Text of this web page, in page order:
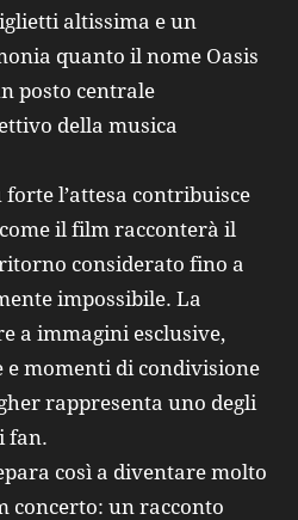
altissima e un
quanto il nome Oasis
posto centrale
della musica
l’attesa contribuisce
il film racconterà il
considerato fino a
impossibile. La
a immagini esclusive,
momenti di condivisione
rappresenta uno degli
fan.
così a diventare molto
concerto: un racconto